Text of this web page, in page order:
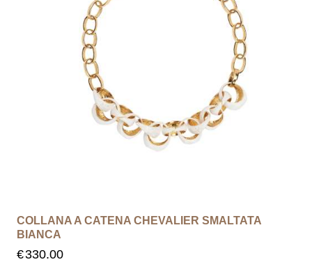
COLLANA A CATENA CHEVALIER SMALTATA
BIANCA
€330.00